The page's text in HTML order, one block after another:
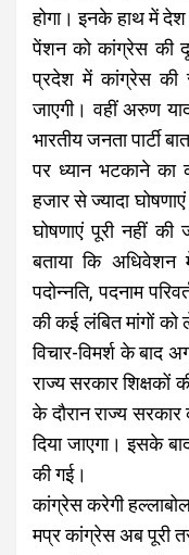
होगा। इनके हाथ में
पेंशन को कांग्रेस की
प्रदेश में कांग्रेस की
जाएगी। वहीं अरुण
भारतीय जनता पार्टी
पर ध्यान भटकाने का
हजार से ज्यादा
घोषणाएं पूरी नहीं
बताया कि अधिवेशन
पदोन्नति, पदनाम
की कई लंबित मांगों को
विचार-विमर्श के बाद
राज्य सरकार शिक्षकों
के दौरान राज्य
दिया जाएगा। इसके
की गई।
कांग्रेस करेगी
मप्र कांग्रेस अब पूरी